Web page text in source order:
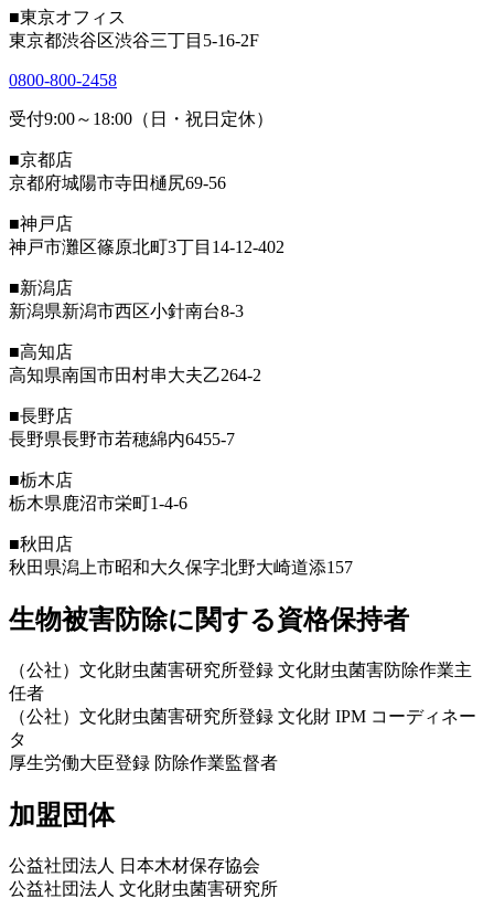
■東京オフィス
東京都渋谷区渋谷三丁目5-16-2F
0800-800-2458
受付9:00～18:00（日・祝日定休）
■京都店
京都府城陽市寺田樋尻69-56
■神戸店
神戸市灘区篠原北町3丁目14-12-402
■新潟店
新潟県新潟市西区小針南台8-3
■高知店
高知県南国市田村串大夫乙264-2
■長野店
長野県長野市若穂綿内6455-7
■栃木店
栃木県鹿沼市栄町1-4-6
■秋田店
秋田県潟上市昭和大久保字北野大崎道添157
生物被害防除に関する資格保持者
（公社）文化財虫菌害研究所登録 文化財虫菌害防除作業主
任者
（公社）文化財虫菌害研究所登録 文化財 IPM コーディネー
タ
厚生労働大臣登録 防除作業監督者
加盟団体
公益社団法人 日本木材保存協会
公益社団法人 文化財虫菌害研究所